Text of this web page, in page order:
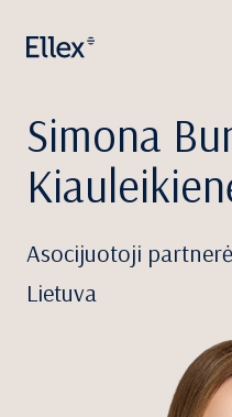
Simona
Asocijuotoji partnerė
Lietuva